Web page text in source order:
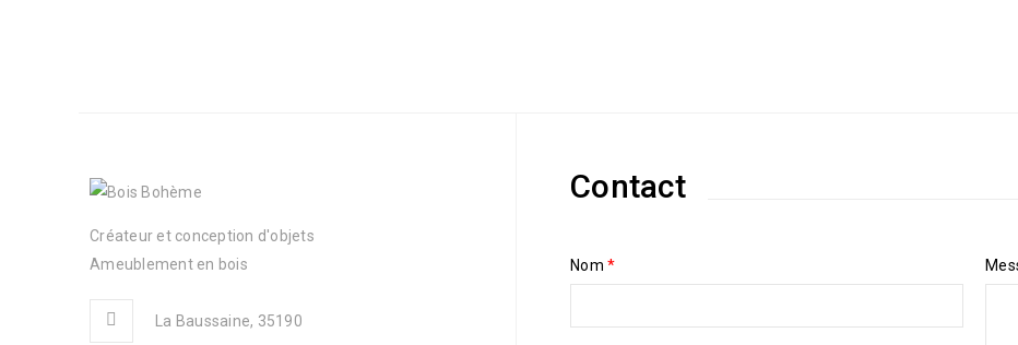
Créateur et conception d'objets
Ameublement en bois
La Baussaine, 35190
Contact
Nom *